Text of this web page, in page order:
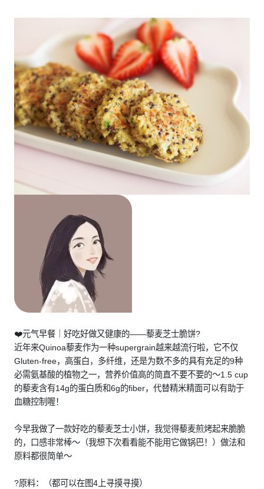
❤️元气早餐｜好吃好做又健康的——藜麦芝士脆饼?
近年来Quinoa藜麦作为一种supergrain越来越流行啦，它不仅
Gluten-free，高蛋白，多纤维，还是为数不多的具有充足的9种
必需氨基酸的植物之一，营养价值高的简直不要不要的～1.5 cup
的藜麦含有14g的蛋白质和6g的fiber，代替精米精面可以有助于
血糖控制喔！
今早我做了一款好吃的藜麦芝士小饼，我觉得藜麦煎烤起来脆脆
的，口感非常棒～（我想下次看看能不能用它做锅巴！）做法和
原料都很简单～
?原料：（都可以在图4上寻摸寻摸）